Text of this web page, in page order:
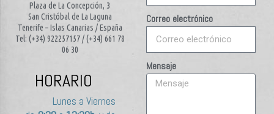
Plaza de La Concepción, 3
San Cristóbal de La Laguna
Tenerife – Islas Canarias / España
Tel: (+34) 922257157 / (+34) 661 78
06 30
HORARIO
Lunes a Viernes
Correo electrónico
Mensaje